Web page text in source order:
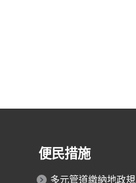
便民措施
多元管道繳納地政規